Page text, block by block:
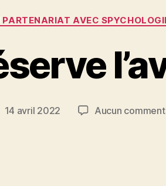
Catégories
PARTENARIAT AVEC
14 avril 2022 Aucun